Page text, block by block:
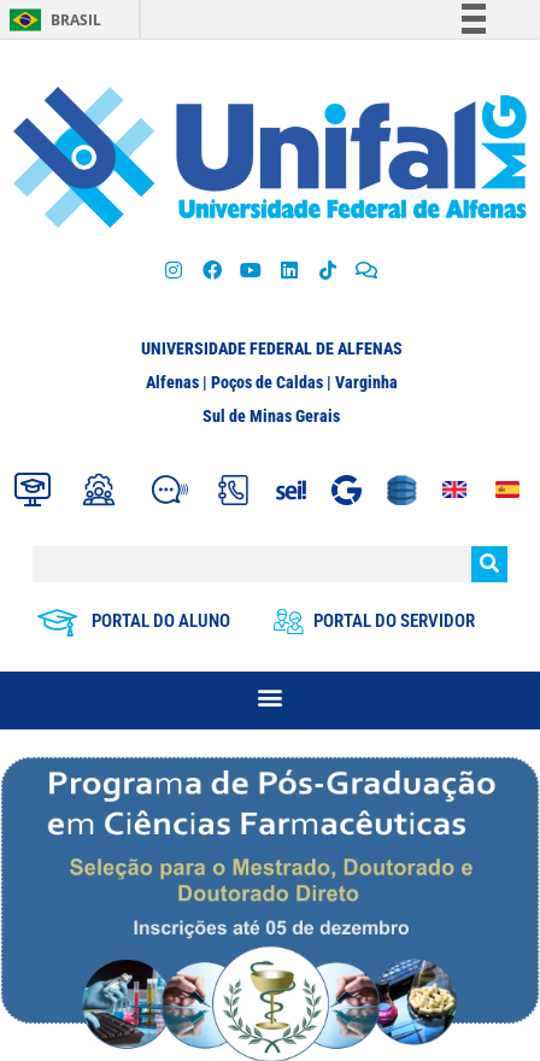
BRASIL
Participe
Acesso à informação
Legislação
UNIVERSIDADE FEDERAL DE ALFENAS
Alfenas | Poços de Caldas | Varginha
Sul de Minas Gerais
PORTAL DO ALUNO PORTAL DO SERVIDOR